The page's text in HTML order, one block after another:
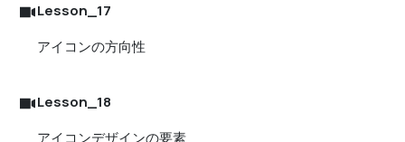
Lesson_17
アイコンの方向性
Lesson_18
アイコンデザインの要素